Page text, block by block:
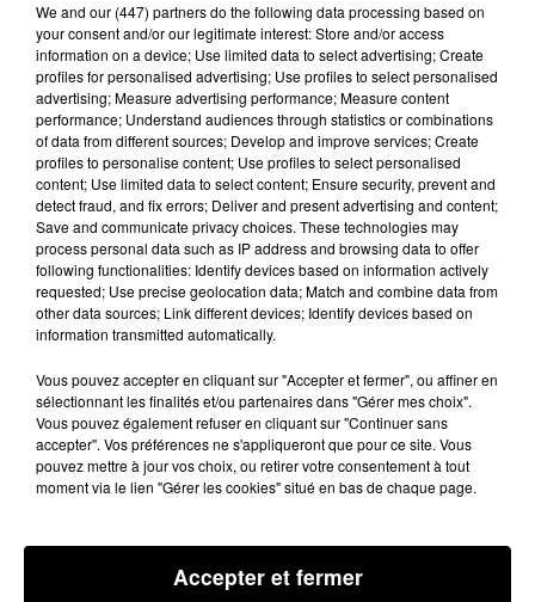
Lecture (5 min 33 sec)
100%
20 août 2025 - 5 min 33 sec
L'AGENDA DU BÉARN DU 20/08/2025 À 18H37
We and our (447) partnersdo the following data processing based on
your consent and/or our legitimate interest: Store and/or access
information on a device; Use limited data to select advertising; Create
profiles for personalised advertising; Use profiles to select personalised
advertising; Measure advertising performance; Measure content
performance; Understand audiences through statistics or combinations
of data from different sources; Develop and improve services; Create
profiles to personalise content; Use profiles to select personalised
content; Use limited data to select content; Ensure security, prevent and
detect fraud, and fix errors; Deliver and present advertising and content;
Save and communicate privacy choices. These technologies may
process personal data such as IP address and browsing data to offer
following functionalities: Identify devices based on information actively
requested; Use precise geolocation data; Match and combine data from
other data sources; Link different devices; Identify devices based on
information transmitted automatically.
Vous pouvez accepter en cliquant sur "Accepter et fermer", ou affiner en
sélectionnant les finalités et/ou partenaires dans "Gérer mes choix".
Vous pouvez également refuser en cliquant sur "Continuer sans
accepter". Vos préférences ne s'appliqueront que pour ce site. Vous
pouvez mettre à jour vos choix, ou retirer votre consentement à tout
moment via le lien "Gérer les cookies" situé en bas de chaque page.
Accepter et fermer